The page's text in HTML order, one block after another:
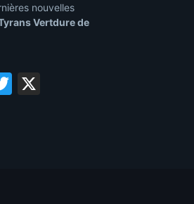
nouvelles
Vertdure de
Twitter